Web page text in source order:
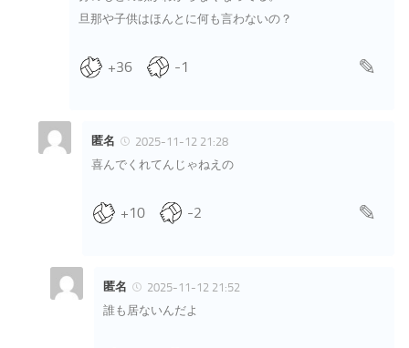
旦那や子供はほんとに何も言わないの？
+36 -1
匿名
2025-11-12 21:28
喜んでくれてんじゃねえの
+10 -2
匿名
2025-11-12 21:52
誰も居ないんだよ